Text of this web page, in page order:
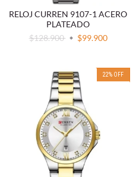
RELOJ CURREN 9107-1 ACERO
PLATEADO
$128.900
$99.900
22% OFF